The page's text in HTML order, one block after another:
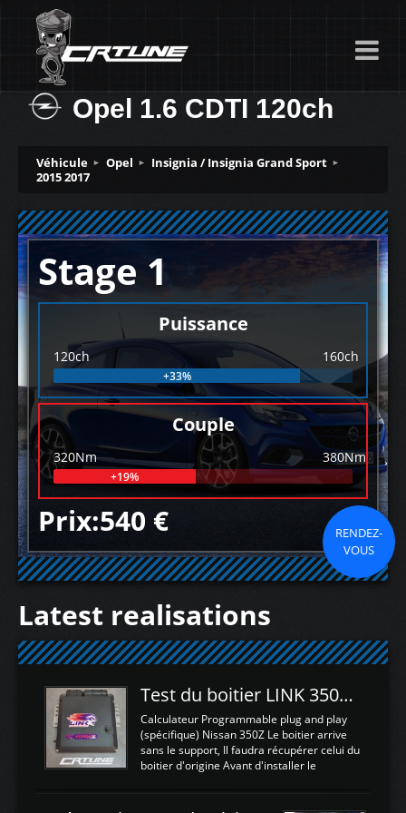
Opel 1.6 CDTI 120ch
Véhicule Opel
Insignia / Insignia Grand Sport
2015 2017
Stage 1
Puissance
120ch 160ch
+33%
Couple
320Nm 380Nm
+19%
Prix:540 €
RENDEZ-
VOUS
Latest realisations
Test du boitier LINK 350Z Plugin ECU
Calculateur Programmable plug and play
(spécifique) Nissan 350Z Le boitier arrive
sans le support, Il faudra récupérer celui du
boitier d'origine Avant d'installer le